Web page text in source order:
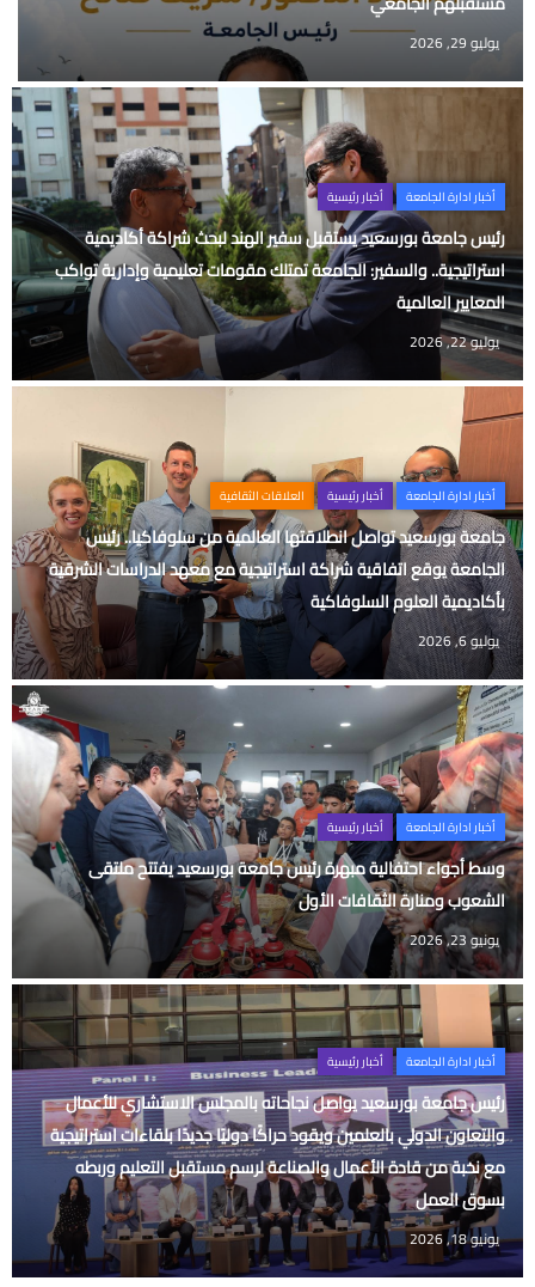
يوليو 29, 2026
أخبار ادارة الجامعة أخبار رئيسية
رئيس جامعة بورسعيد يستقبل سفير الهند لبحث شراكة أكاديمية
استراتيجية.. والسفير: الجامعة تمتلك مقومات تعليمية وإدارية تواكب
المعايير العالمية
يوليو 22, 2026
أخبار ادارة الجامعة أخبار رئيسية العلاقات الثقافية
جامعة بورسعيد تواصل انطلاقتها العالمية من سلوفاكيا.. رئيس
الجامعة يوقع اتفاقية شراكة استراتيجية مع معهد الدراسات الشرقية
بأكاديمية العلوم السلوفاكية
يوليو 6, 2026
أخبار ادارة الجامعة أخبار رئيسية
وسط أجواء احتفالية مبهرة رئيس جامعة بورسعيد يفتتح ملتقى
الشعوب ومنارة الثقافات الأول
يونيو 23, 2026
أخبار ادارة الجامعة أخبار رئيسية
رئيس جامعة بورسعيد يواصل نجاحاته بالمجلس الاستشاري للأعمال
والتعاون الدولي بالعلمين ويقود حراكًا دوليًا جديدًا بلقاءات استراتيجية
مع نخبة من قادة الأعمال والصناعة لرسم مستقبل التعليم وربطه
بسوق العمل
يونيو 18, 2026